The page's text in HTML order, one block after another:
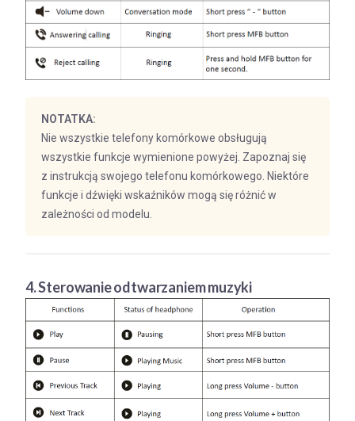
NOTATKA:
Nie wszystkie telefony komórkowe obsługują
wszystkie funkcje wymienione powyżej. Zapoznaj się
z instrukcją swojego telefonu komórkowego. Niektóre
funkcje i dźwięki wskaźników mogą się różnić w
zależności od modelu.
4. Sterowanie odtwarzaniem muzyki